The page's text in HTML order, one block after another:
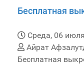
Бесплатная
Среда, 06
Айрат
Бесплатная